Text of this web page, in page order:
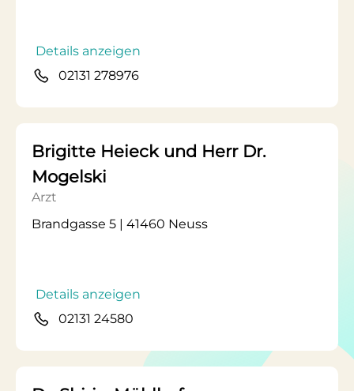
Details anzeigen
02131 278976
Brigitte Heieck und Herr Dr.
Mogelski
Arzt
Brandgasse 5 | 41460 Neuss
Details anzeigen
02131 24580